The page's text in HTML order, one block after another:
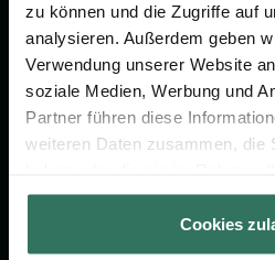
zu können und die Zugriffe auf
analysieren. Außerdem geben
Verwendung unserer Website
soziale Medien, Werbung und
Partner führen diese
weiteren Daten zusammen, die
gesammelt haben.
Cookies
FÜR SIE
Vergleich
Ratgeber
Verzeichnis